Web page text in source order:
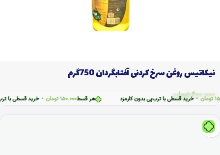
هر قسط150.000تومان • خرید قسطی با ترب‌پی • خرید قسطی با ترب‌پی بدون کارمزد
نیکاتیس روغن سرخ کردنی آفتابگردان 750گرم
600.000تومان